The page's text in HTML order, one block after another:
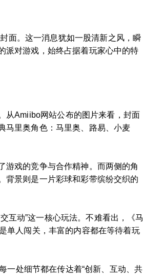
面。这一消息犹如一股清新之风，瞬
派对游戏，始终占据着玩家心中的特
从Amiibo网站公布的图片来看，封面
马里奥角色：马里奥、路易、小麦
游戏的竞争与合作精神。而两侧的角
景则是一片彩球和彩带缤纷交织的
互动”这一核心玩法。不难看出，《马
单人闯关，丰富的内容都在等待着玩
一处细节都在传达着“创新、互动、共